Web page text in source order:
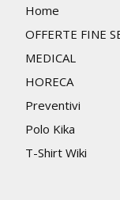
Home
OFFERTE FINE
MEDICAL
HORECA
Preventivi
Polo Kika
T-Shirt Wiki